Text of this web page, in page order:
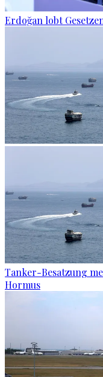
Erdoğan lobt
Tanker-Besatzung
Hormus